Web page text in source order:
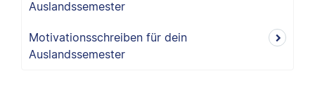
Auslandssemester
Motivationsschreiben für dein
Auslandssemester